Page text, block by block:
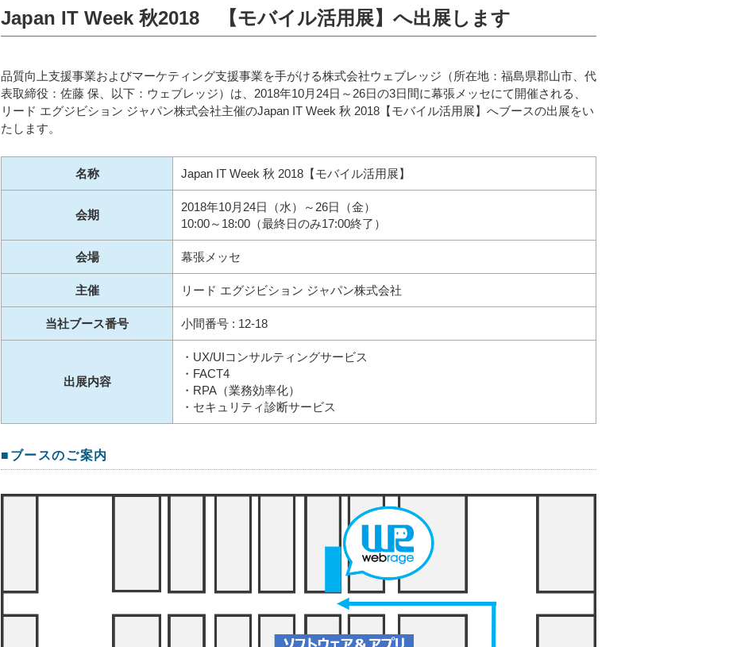
Japan IT Week 秋2018 【モバイル活用展】へ出展します
品質向上支援事業およびマーケティング支援事業を手がける株式会社ウェブレッジ（所在地：福島県郡山市、代
表取締役：佐藤 保、以下：ウェブレッジ）は、2018年10月24日～26日の3日間に幕張メッセにて開催される、
リード エグジビション ジャパン株式会社主催のJapan IT Week 秋 2018【モバイル活用展】へブースの出展をい
たします。
名称 Japan IT Week 秋 2018【モバイル活用展】
会期
2018年10月24日（水）～26日（金）
10:00～18:00（最終日のみ17:00終了）
会場 幕張メッセ
主催 リード エグジビション ジャパン株式会社
当社ブース番号 小間番号 : 12-18
出展内容
・UX/UIコンサルティングサービス
・FACT4
・RPA（業務効率化）
・セキュリティ診断サービス
■ブースのご案内